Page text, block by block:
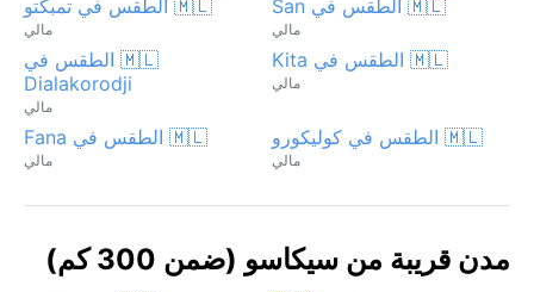
🇲🇱 الطقس في San
مالي
🇲🇱 الطقس في تمبكتو
مالي
🇲🇱 الطقس في Kita
مالي
🇲🇱 الطقس في
Dialakorodji
مالي
🇲🇱 الطقس في كوليكورو
مالي
🇲🇱 الطقس في Fana
مالي
مدن قريبة من سيكاسو (ضمن 300 كم)